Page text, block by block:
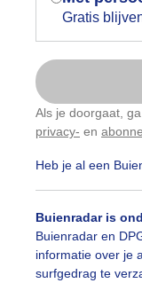
Gratis
Als je doorgaat,
privacy- en
Heb je al een
Buienradar is
Buienradar en
informatie over je
surfgedrag te
Is
Nu
Gebruik je
Klik